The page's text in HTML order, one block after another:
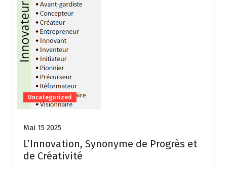
Uncategorized
Mai 15 2025
L’Innovation, Synonyme de Progrès et
de Créativité